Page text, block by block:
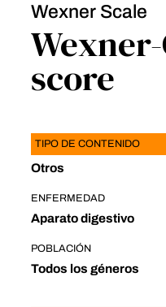
Wexner Scale
score
TIPO DE CONTENIDO
Otros
ENFERMEDAD
Aparato digestivo
POBLACIÓN
Todos los géneros